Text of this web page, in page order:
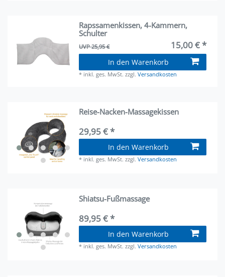
Rapssamenkissen, 4-Kammern,
Schulter
UVP 25,95 € 15,00 € *
In den Warenkorb
* inkl. ges. MwSt. zzgl.Versandkosten
Reise-Nacken-Massagekissen
29,95 € *
In den Warenkorb
* inkl. ges. MwSt. zzgl.Versandkosten
Shiatsu-Fußmassage
89,95 € *
In den Warenkorb
* inkl. ges. MwSt. zzgl.Versandkosten